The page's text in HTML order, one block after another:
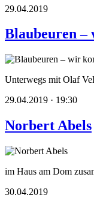
29.04.2019
Blaubeuren –
Unterwegs mit Olaf
29.04.2019 · 19:30
Norbert Abels
im Haus am Dom
30.04.2019